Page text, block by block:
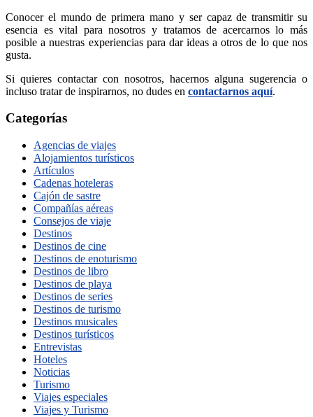
Conocer el mundo de primera mano y ser capaz de transmitir su
esencia es vital para nosotros y tratamos de acercarnos lo más
posible a nuestras experiencias para dar ideas a otros de lo que nos
gusta.
Si quieres contactar con nosotros, hacernos alguna sugerencia o
incluso tratar de inspirarnos, no dudes en contactarnos aquí.
Categorías
Agencias de viajes
Alojamientos turísticos
Artículos
Cadenas hoteleras
Cajón de sastre
Compañías aéreas
Consejos de viaje
Destinos
Destinos de cine
Destinos de enoturismo
Destinos de libro
Destinos de playa
Destinos de series
Destinos de turismo
Destinos musicales
Destinos turísticos
Entrevistas
Hoteles
Noticias
Turismo
Viajes especiales
Viajes y Turismo